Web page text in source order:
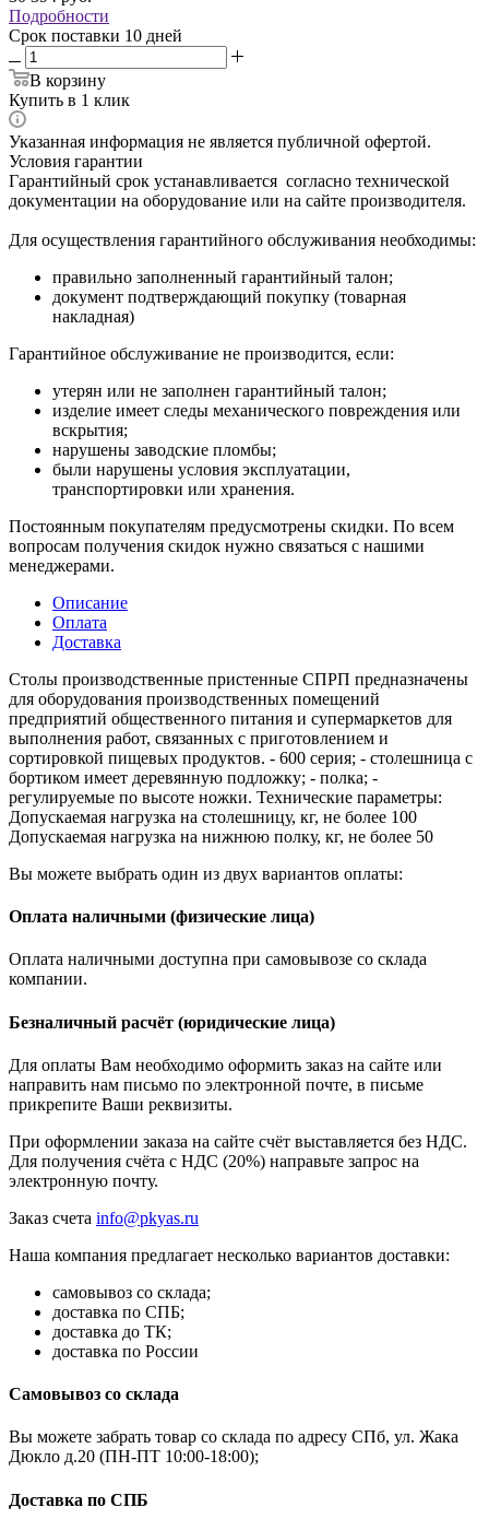
Подробности
Срок поставки 10 дней
В корзину
Купить в 1 клик
Указанная информация не является публичной офертой.
Условия гарантии
Гарантийный срок устанавливается согласно технической
документации на оборудование или на сайте производителя.
Для осуществления гарантийного обслуживания необходимы:
правильно заполненный гарантийный талон;
документ подтверждающий покупку (товарная
накладная)
Гарантийное обслуживание не производится, если:
утерян или не заполнен гарантийный талон;
изделие имеет следы механического повреждения или
вскрытия;
нарушены заводские пломбы;
были нарушены условия эксплуатации,
транспортировки или хранения.
Постоянным покупателям предусмотрены скидки. По всем
вопросам получения скидок нужно связаться с нашими
менеджерами.
Описание
Оплата
Доставка
Столы производственные пристенные СПРП предназначены
для оборудования производственных помещений
предприятий общественного питания и супермаркетов для
выполнения работ, связанных с приготовлением и
сортировкой пищевых продуктов. - 600 серия; - столешница с
бортиком имеет деревянную подложку; - полка; -
регулируемые по высоте ножки. Технические параметры:
Допускаемая нагрузка на столешницу, кг, не более 100
Допускаемая нагрузка на нижнюю полку, кг, не более 50
Вы можете выбрать один из двух вариантов оплаты:
Оплата наличными (физические лица)
Оплата наличными доступна при самовывозе со склада
компании.
Безналичный расчёт (юридические лица)
Для оплаты Вам необходимо оформить заказ на сайте или
направить нам письмо по электронной почте, в письме
прикрепите Ваши реквизиты.
При оформлении заказа на сайте счёт выставляется без НДС.
Для получения счёта с НДС (20%) направьте запрос на
электронную почту.
Заказ счета info@pkyas.ru
Наша компания предлагает несколько вариантов доставки:
самовывоз со склада;
доставка по СПБ;
доставка до ТК;
доставка по России
Самовывоз со склада
Вы можете забрать товар со склада по адресу СПб, ул. Жака
Дюкло д.20 (ПН-ПТ 10:00-18:00);
Доставка по СПБ